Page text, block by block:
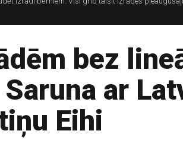
bez
ar
Eihi